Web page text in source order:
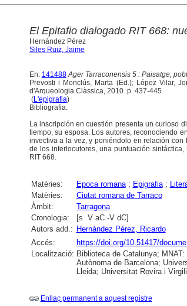
El Epitafio dialogado RIT 668:
Hernández Pérez
Siles Ruiz, Jaime
En: 141488 Ager Tarraconensis 5 : Paisatge,
Prevosti i Monclús, Marta (Ed.); López Vilar,
d'Arqueologia Clàssica, 2010. p. 437-445
(L'epigrafia)
Bibliografia.
La inscripción en cuestión presenta un curioso
tiempo, su esposa. Los autores, reconociendo
invectiva a la vez, y poniéndolo en relación
de los interlocutores, una puntuación
RIT 668.
Matèries: Epoca romana; Epigrafia;
Matèries:
Ciutat romana de Tarraco
Àmbit:
Tarragona
Cronologia:
[s. V aC -V dC]
Autors add.: Hernández Pérez, Ricardo
Accés:
https://doi.org/10.51417/
Localització: Biblioteca de Catalunya;
Autònoma de Barcelona;
Lleida; Universitat Rovira i Virgili
Enllaç permanent a aquest registre